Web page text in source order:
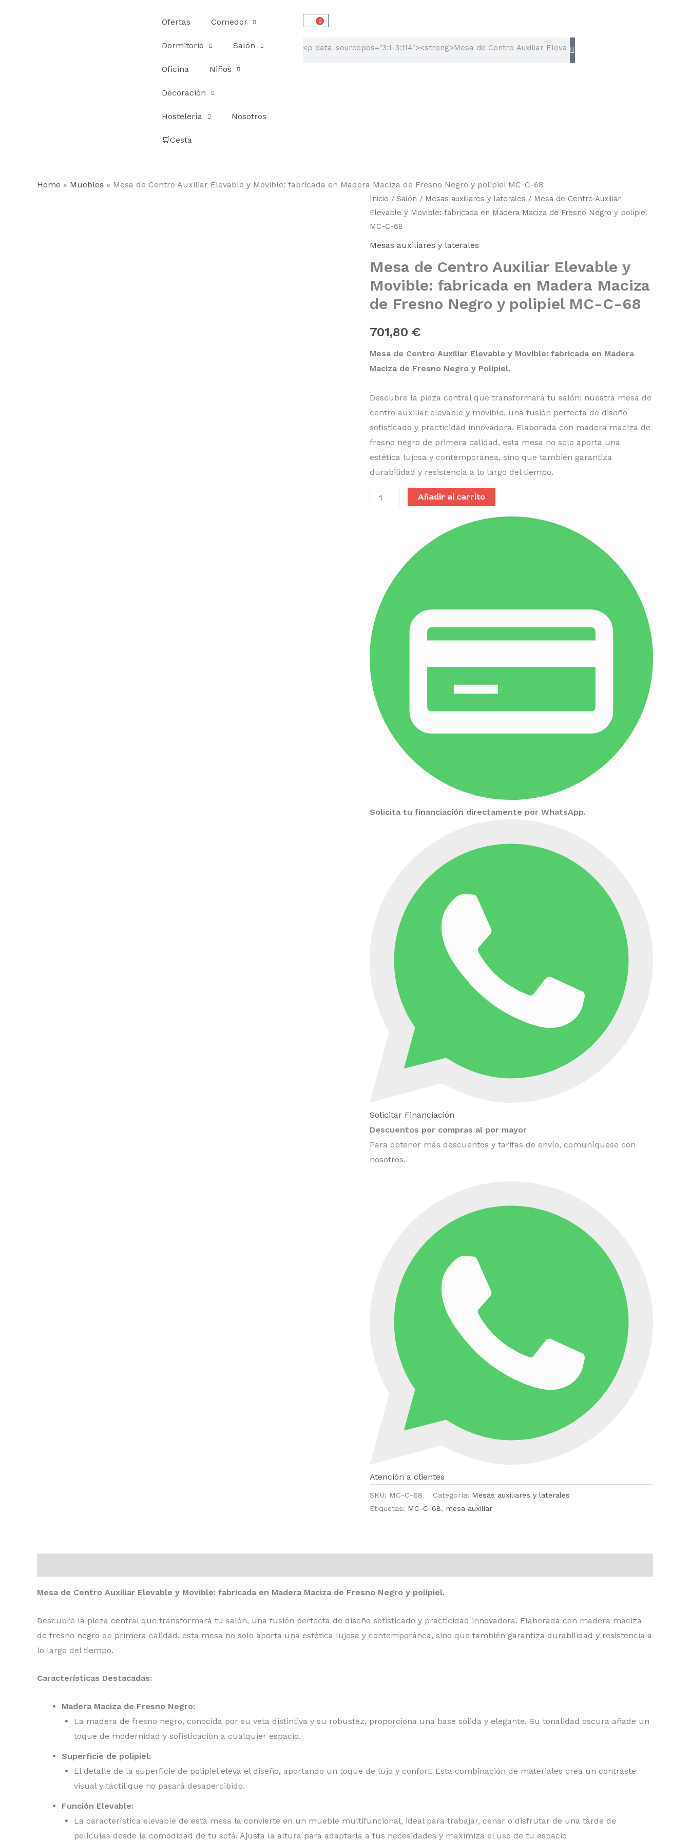
Ofertas Comedor
Dormitorio Salón
Oficina Niños
Decoración
Hostelería Nosotros
🛒Cesta
0
Carrito
Home » Muebles » Mesa de Centro Auxiliar Elevable y Movible: fabricada en Madera Maciza de Fresno Negro y polipiel MC-C-68
Inicio / Salón / Mesas auxiliares y laterales / Mesa de Centro Auxiliar
Elevable y Movible: fabricada en Madera Maciza de Fresno Negro y polipiel
MC-C-68
Mesas auxiliares y laterales
Mesa de Centro Auxiliar Elevable y
Movible: fabricada en Madera Maciza
de Fresno Negro y polipiel MC-C-68
701,80 €
Mesa de Centro Auxiliar Elevable y Movible: fabricada en Madera
Maciza de Fresno Negro y Polipiel.
Descubre la pieza central que transformará tu salón: nuestra mesa de
centro auxiliar elevable y movible, una fusión perfecta de diseño
sofisticado y practicidad innovadora. Elaborada con madera maciza de
fresno negro de primera calidad, esta mesa no solo aporta una
estética lujosa y contemporánea, sino que también garantiza
durabilidad y resistencia a lo largo del tiempo.
Mesa
Centro
Auxiliar
y
fabricada
Madera
Maciza
de
Negro
polipiel
C-
Añadir al carrito
Solicita tu financiación directamente por WhatsApp.
Solicitar Financiación
Descuentos por compras al por mayor
Para obtener más descuentos y tarifas de envío, comuníquese con
nosotros.
Atención a clientes
SKU: MC-C-68 Categoría: Mesas auxiliares y laterales
Etiquetas: MC-C-68, mesa auxiliar
Mesa de Centro Auxiliar Elevable y Movible: fabricada en Madera Maciza de Fresno Negro y polipiel.
Descubre la pieza central que transformará tu salón, una fusión perfecta de diseño sofisticado y practicidad innovadora. Elaborada con madera maciza
de fresno negro de primera calidad, esta mesa no solo aporta una estética lujosa y contemporánea, sino que también garantiza durabilidad y resistencia a
lo largo del tiempo.
Características Destacadas:
Madera Maciza de Fresno Negro:
La madera de fresno negro, conocida por su veta distintiva y su robustez, proporciona una base sólida y elegante. Su tonalidad oscura añade un
toque de modernidad y sofisticación a cualquier espacio.
Superficie de polipiel:
El detalle de la superficie de polipiel eleva el diseño, aportando un toque de lujo y confort. Esta combinación de materiales crea un contraste
visual y táctil que no pasará desapercibido.
Función Elevable:
La característica elevable de esta mesa la convierte en un mueble multifuncional, ideal para trabajar, cenar o disfrutar de una tarde de
películas desde la comodidad de tu sofá. Ajusta la altura para adaptarla a tus necesidades y maximiza el uso de tu espacio